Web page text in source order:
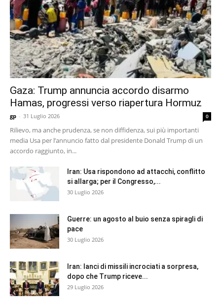
Gaza: Trump annuncia accordo disarmo
Hamas, progressi verso riapertura Hormuz
gp - 31 Luglio 2026 0
Rilievo, ma anche prudenza, se non diffidenza, sui più importanti
media Usa per l’annuncio fatto dal presidente Donald Trump di un
accordo raggiunto, in...
Iran: Usa rispondono ad attacchi, conflitto
si allarga; per il Congresso,...
30 Luglio 2026
Guerre: un agosto al buio senza spiragli di
pace
30 Luglio 2026
Iran: lanci di missili incrociati a sorpresa,
dopo che Trump riceve...
29 Luglio 2026